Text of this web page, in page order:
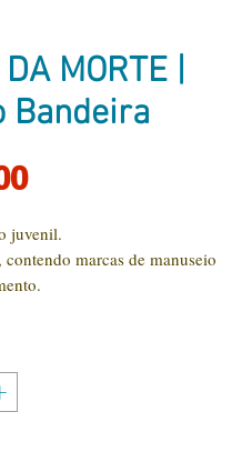
MORTE |
Bandeira
Preço
juvenil.
contendo marcas de manuseio